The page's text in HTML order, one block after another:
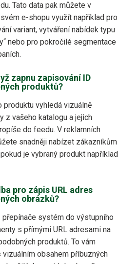
Tato data pak můžete v
e-shopu využít například pro
variant, vytváření nabídek typu
nebo pro pokročilé segmentace
zapnu zapisování ID
produktů?
produktu vyhledá vizuálně
z vašeho katalogu a jejich
do feedu. V reklamních
snadněji nabízet zákazníkům
je vybraný produkt například
pro zápis URL adres
obrázků?
přepínače systém do výstupního
s přímými URL adresami na
produktů. To vám
vizuálním obsahem příbuzných